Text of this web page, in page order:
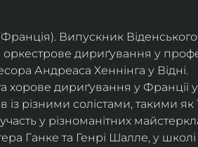
Випускник
оркестрове дириґування у
Андреаса Хеннінга у Відні.
дириґування у Франції
різними солістами, такими як
у різноманітних
Ганке та Генрі Шалле, у